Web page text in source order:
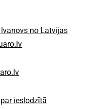
no Latvijas
ieslodzītā